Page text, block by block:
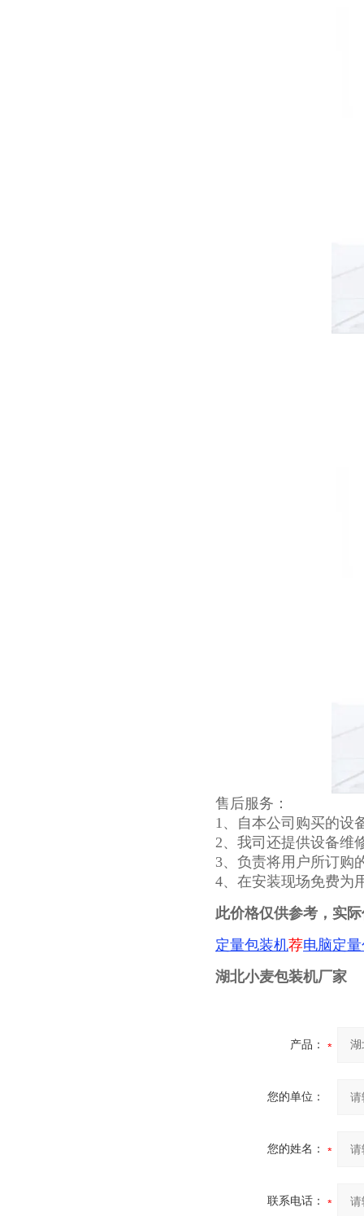
售后服务：
1、自本公司购买的设
2、我司还提供设备维
3、负责将用户所订购
4、在安装现场免费为
此价格仅供参考，实
定量包装机荐电脑定
湖北小麦包装机厂家
产品：
您的单位：
您的姓名：
联系电话：